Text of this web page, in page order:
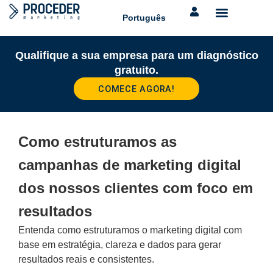
Português
Qualifique a sua empresa para um diagnóstico
gratuito.
COMECE AGORA!
Como estruturamos as
campanhas de marketing digital
dos nossos clientes com foco em
resultados
Entenda como estruturamos o marketing digital com
base em estratégia, clareza e dados para gerar
resultados reais e consistentes.